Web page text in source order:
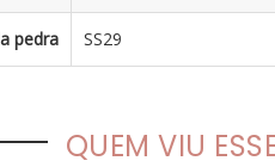
pedra SS29
QUEM VIU